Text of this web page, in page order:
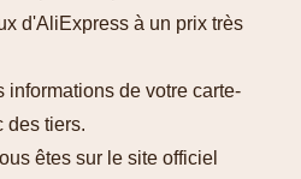
d'AliExpress à un prix très
informations de votre carte-
des tiers.
êtes sur le site officiel